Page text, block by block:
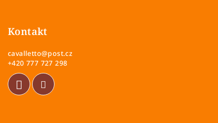
Kontakt
cavalletto@post.cz
+420 777 727 298